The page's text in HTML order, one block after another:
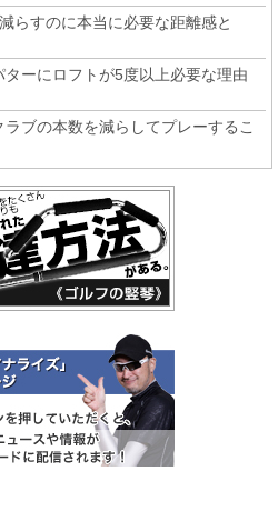
すのに本当に必要な距離感と
にロフトが5度以上必要な理由
の本数を減らしてプレーするこ